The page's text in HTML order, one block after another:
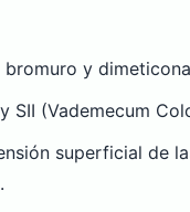
y
SII (Vademecum
superficial de